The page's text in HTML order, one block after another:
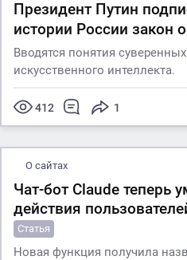
Президент Путин
истории России закон
Вводятся понятия
искусственного интеллекта.
412 1
О сайтах
Чат-бот Claude теперь
действия
Статья
Новая функция получила